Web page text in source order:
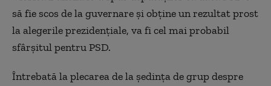
să fie scos de la guvernare și obține un rezultat prost
la alegerile prezidențiale, va fi cel mai probabil
sfârșitul pentru PSD.
Întrebată la plecarea de la ședința de grup despre